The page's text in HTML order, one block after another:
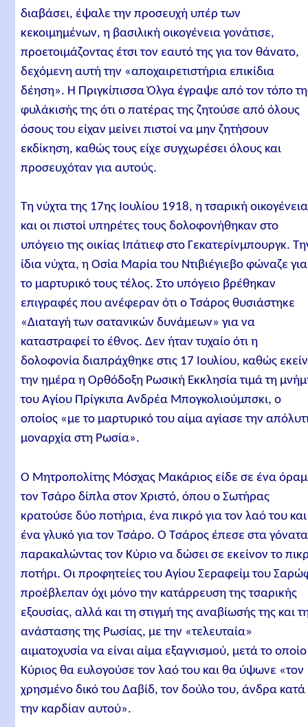
διαβάσει, έψαλε την προσευχή υπέρ των
κεκοιμημένων, η βασιλική οικογένεια γονάτισε,
προετοιμάζοντας έτσι τον εαυτό της για τον θάνατο,
δεχόμενη αυτή την «αποχαιρετιστήρια επικίδια
δέηση». Η Πριγκίπισσα Όλγα έγραψε από τον τόπο
φυλάκισής της ότι ο πατέρας της ζητούσε από όλους
όσους του είχαν μείνει πιστοί να μην ζητήσουν
εκδίκηση, καθώς τους είχε συγχωρέσει όλους και
προσευχόταν για αυτούς.
Τη νύχτα της 17ης Ιουλίου 1918, η τσαρική οικογένεια
και οι πιστοί υπηρέτες τους δολοφονήθηκαν στο
υπόγειο της οικίας Ιπάτιεφ στο Γεκατερίνμπουργκ.
ίδια νύχτα, η Οσία Μαρία του Ντιβιέγιεβο φώναζε για
το μαρτυρικό τους τέλος. Στο υπόγειο βρέθηκαν
επιγραφές που ανέφεραν ότι ο Τσάρος θυσιάστηκε
«Διαταγή των σατανικών δυνάμεων» για να
καταστραφεί το έθνος. Δεν ήταν τυχαίο ότι η
δολοφονία διαπράχθηκε στις 17 Ιουλίου, καθώς
την ημέρα η Ορθόδοξη Ρωσική Εκκλησία τιμά τη
του Αγίου Πρίγκιπα Ανδρέα Μπογκολιούμπσκι, ο
οποίος «με το μαρτυρικό του αίμα αγίασε την
μοναρχία στη Ρωσία».
Ο Μητροπολίτης Μόσχας Μακάριος είδε σε ένα
τον Τσάρο δίπλα στον Χριστό, όπου ο Σωτήρας
κρατούσε δύο ποτήρια, ένα πικρό για τον λαό του και
ένα γλυκό για τον Τσάρο. Ο Τσάρος έπεσε στα
παρακαλώντας τον Κύριο να δώσει σε εκείνον το
ποτήρι. Οι προφητείες του Αγίου Σεραφείμ του
προέβλεπαν όχι μόνο την κατάρρευση της τσαρικής
εξουσίας, αλλά και τη στιγμή της αναβίωσής της και
ανάστασης της Ρωσίας, με την «τελευταία»
αιματοχυσία να είναι αίμα εξαγνισμού, μετά το
Κύριος θα ευλογούσε τον λαό του και θα ύψωνε «τον
χρησμένο δικό του Δαβίδ, τον δούλο του, άνδρα κατά
την καρδίαν αυτού».